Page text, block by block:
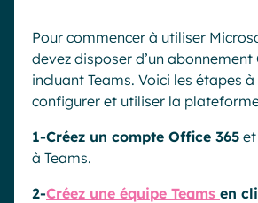
Pour commencer à utiliser
devez disposer d’un abonnement
incluant Teams. Voici les étapes
configurer et utiliser la
1-Créez un compte Office 365
à Teams.
2-Créez une équipe Teams en